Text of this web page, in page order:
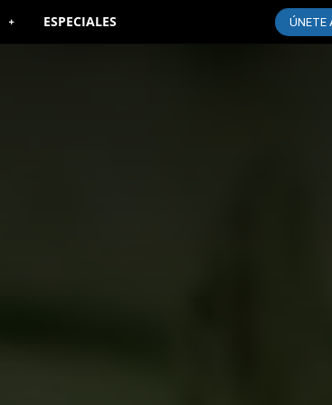
ESPECIALES ÚNETE